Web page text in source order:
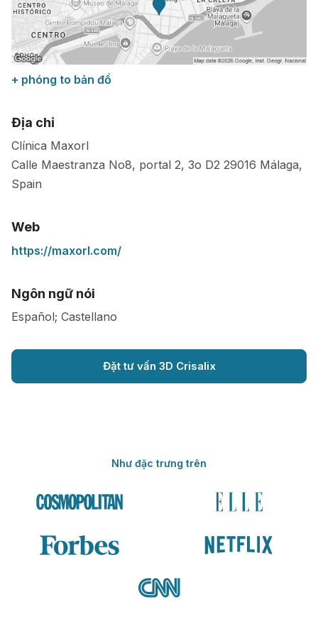
+ phóng to bản đồ
Địa chỉ
Clínica Maxorl
Calle Maestranza No8, portal 2, 3o D2 29016 Málaga,
Spain
Web
https://maxorl.com/
Ngôn ngữ nói
Español; Castellano
Đặt tư vấn 3D Crisalix
Như đặc trưng trên